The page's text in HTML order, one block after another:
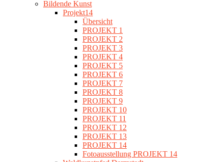
Bildende Kunst
Projekt14
Übersicht
PROJEKT 1
PROJEKT 2
PROJEKT 3
PROJEKT 4
PROJEKT 5
PROJEKT 6
PROJEKT 7
PROJEKT 8
PROJEKT 9
PROJEKT 10
PROJEKT 11
PROJEKT 12
PROJEKT 13
PROJEKT 14
Fotoausstellung PROJEKT 14